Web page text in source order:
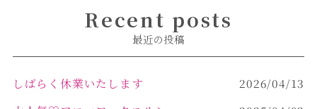
Recent posts
最近の投稿
しばらく休業いたします
2026/04/13